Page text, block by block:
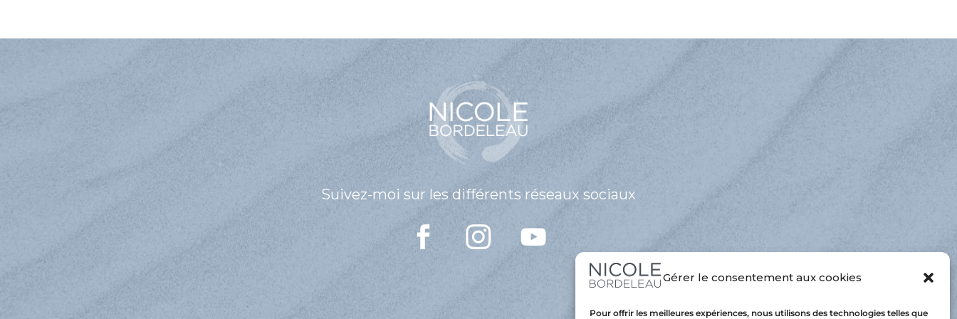
Gérer le consentement aux cookies
Pour offrir les meilleures expériences, nous utilisons des technologies telles que
Suivez-moi sur les différents réseaux sociaux